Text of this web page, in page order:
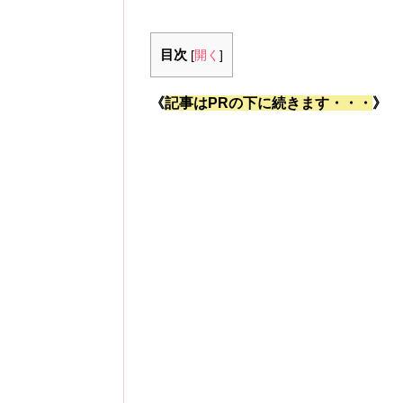
目次 [開く ]
《記事はPRの下に続きます・・・ 》